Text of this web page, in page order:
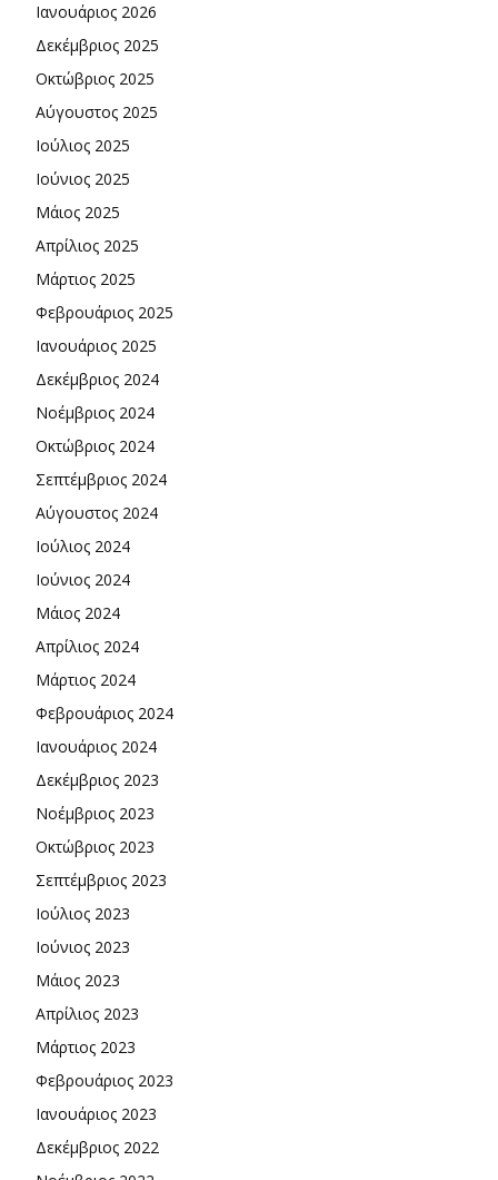
Ιανουάριος 2026
Δεκέμβριος 2025
Οκτώβριος 2025
Αύγουστος 2025
Ιούλιος 2025
Ιούνιος 2025
Μάιος 2025
Απρίλιος 2025
Μάρτιος 2025
Φεβρουάριος 2025
Ιανουάριος 2025
Δεκέμβριος 2024
Νοέμβριος 2024
Οκτώβριος 2024
Σεπτέμβριος 2024
Αύγουστος 2024
Ιούλιος 2024
Ιούνιος 2024
Μάιος 2024
Απρίλιος 2024
Μάρτιος 2024
Φεβρουάριος 2024
Ιανουάριος 2024
Δεκέμβριος 2023
Νοέμβριος 2023
Οκτώβριος 2023
Σεπτέμβριος 2023
Ιούλιος 2023
Ιούνιος 2023
Μάιος 2023
Απρίλιος 2023
Μάρτιος 2023
Φεβρουάριος 2023
Ιανουάριος 2023
Δεκέμβριος 2022